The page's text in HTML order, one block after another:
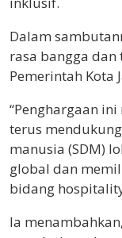
Dalam
rasa bangga
Pemerintah Kota
“Penghargaan
terus
manusia (SDM)
global dan
bidang
Ia